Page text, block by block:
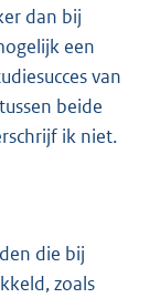
dan bij
een
van
beide
ik niet.
die bij
zoals